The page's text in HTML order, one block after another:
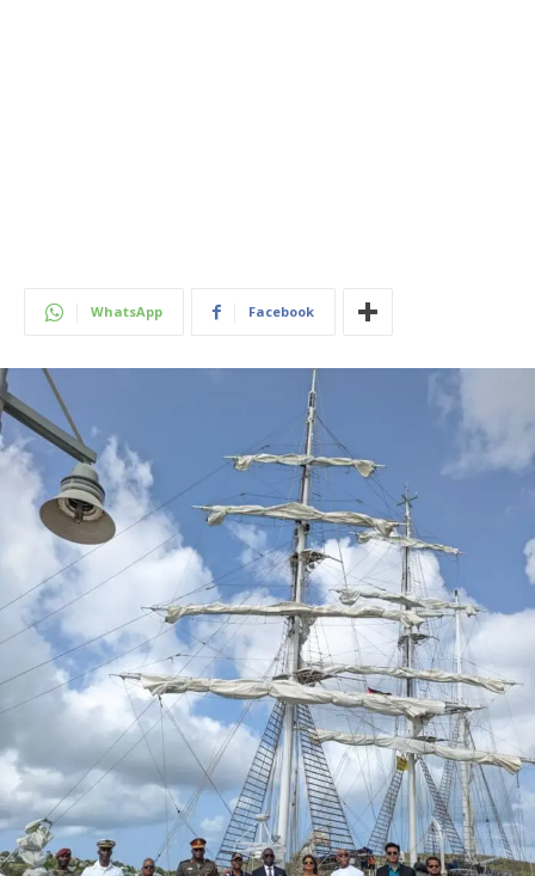
WhatsApp Facebook